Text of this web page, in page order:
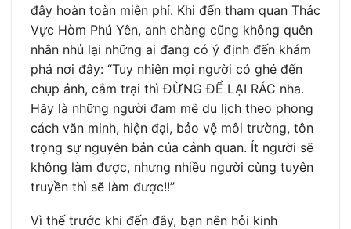
đây hoàn toàn miễn phí. Khi đến tham quan Thác
Vực Hòm Phú Yên, anh chàng cũng không quên
nhắn nhủ lại những ai đang có ý định đến khám
phá nơi đây: “Tuy nhiên mọi người có ghé đến
chụp ảnh, cắm trại thì ĐỪNG ĐỂ LẠI RÁC nha.
Hãy là những người đam mê du lịch theo phong
cách văn minh, hiện đại, bảo vệ môi trường, tôn
trọng sự nguyên bản của cảnh quan. Ít người sẽ
không làm được, nhưng nhiều người cùng tuyên
truyền thì sẽ làm được!!”
Vì thế trước khi đến đây, bạn nên hỏi kinh